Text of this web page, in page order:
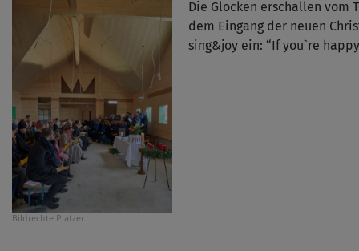
Bildrechte Platzer
Die Glocken erschallen vom
dem Eingang der neuen
sing&joy ein: “If you`re